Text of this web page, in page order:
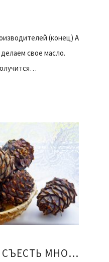
(конец) А
свое масло.
ЧТО БУДЕТ ЕСЛИ СЪЕСТЬ МНОГО КЕДРОВЫХ ОРЕХОВ